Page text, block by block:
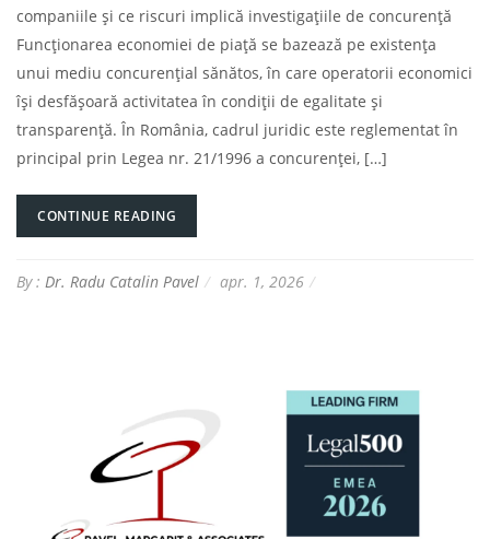
companiile și ce riscuri implică investigațiile de concurență
Funcționarea economiei de piață se bazează pe existența
unui mediu concurențial sănătos, în care operatorii economici
își desfășoară activitatea în condiții de egalitate și
transparență. În România, cadrul juridic este reglementat în
principal prin Legea nr. 21/1996 a concurenței, […]
CONTINUE READING
By : Dr. Radu Catalin Pavel apr. 1, 2026